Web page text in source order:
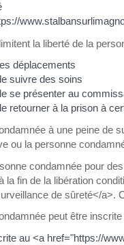
la liberté de la
déplacements
suivre des soins
se présenter au
retourner à la prison à
à une peine de
ou la personne
condamnée pour
la fin de la libération
de sûreté</a>.
peut être
au <a href="https://